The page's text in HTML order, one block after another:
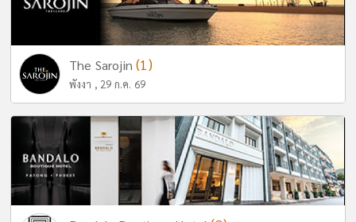
The Sarojin(1)
พังงา , 29 ก.ค. 69